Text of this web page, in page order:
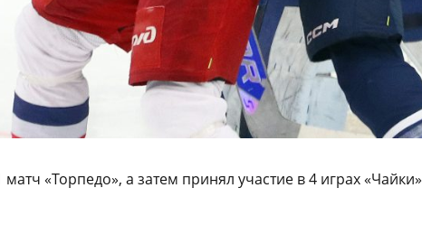
«Торпедо», а затем принял участие в 4 играх «Чайки»